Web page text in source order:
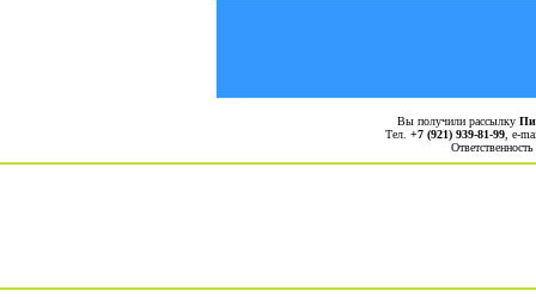
Вы получили рассылку
Тел. +7 (921) 939-81-99, е-